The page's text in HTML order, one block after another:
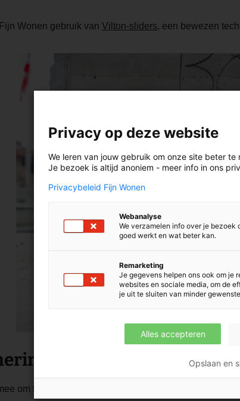
Wonen gebruik van Vilton-sliders, een bewezen
om te zien hoe het huis waar meneer en mevrouw
Privacy op deze website
We leren van jouw gebruik om onze site beter
Je bezoek is altijd anoniem - meer info in ons
Privacybeleid Fijn Wonen
Webanalyse
We verzamelen info over je
goed werkt en wat beter kan.
Remarketing
Je gegevens helpen ons ook om je
websites en sociale media, om de
je uit te sluiten van minder
Alles accepteren
Opslaan en